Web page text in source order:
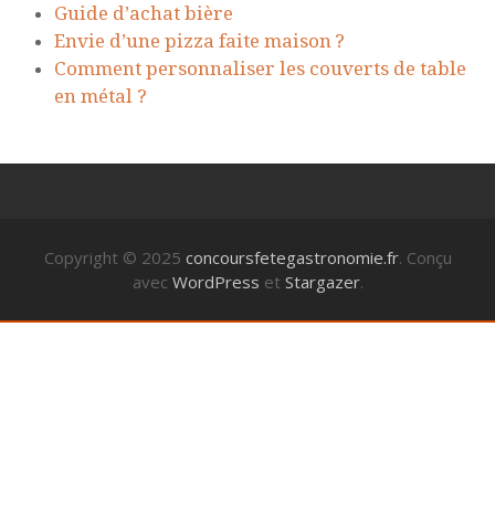
Guide d’achat bière
Envie d’une pizza faite maison ?
Comment personnaliser les couverts de table
en métal ?
Copyright © 2025 concoursfetegastronomie.fr. Conçu
avec WordPress et Stargazer.